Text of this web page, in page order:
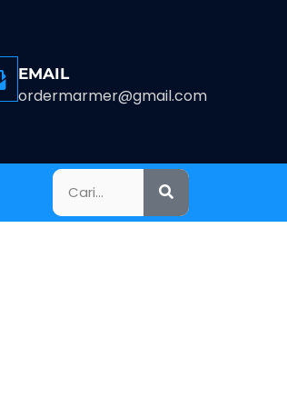
EMAIL
ordermarmer@gmail.com